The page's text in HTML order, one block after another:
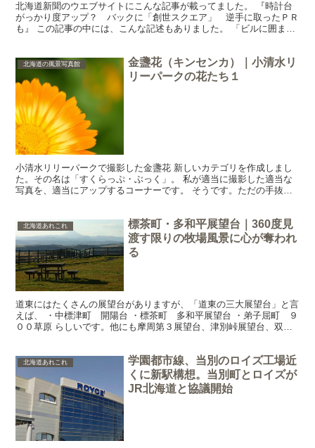
北海道新聞のウエブサイトにこんな記事が載ってました。 『時計台
がっかり度アップ？ バックに「創世スクエア」 逆手に取ったＰＲ
も』 この記事の中には、こんな記述もありました。 「ビルに囲まれ
北海道の風景写真館
金盞花（キンセンカ）｜小清水リ
リーパークの花たち１
小清水リリーパークで撮影した金盞花 新しいカテゴリを作成しまし
た。その名は「すくらっぷ・ぶっく」。 私が適当に撮影した適当な
写真を、適当にアップするコーナーです。 そうです。ただの手抜き
北海道あれこれ
標茶町・多和平展望台｜360度見
渡す限りの牧場風景に心が奪われ
る
道東にはたくさんの展望台がありますが、「道東の三大展望台」と言
えば、 ・中標津町 開陽台 ・標茶町 多和平展望台 ・弟子屈町 ９
００草原 らしいです。他にも摩周第３展望台、津別峠展望台、双湖
北海道あれこれ
学園都市線、当別のロイズ工場近
くに新駅構想。当別町とロイズが
JR北海道と協議開始